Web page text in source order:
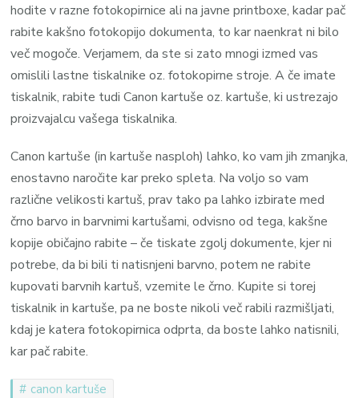
hodite v razne fotokopirnice ali na javne printboxe, kadar pač
rabite kakšno fotokopijo dokumenta, to kar naenkrat ni bilo
več mogoče. Verjamem, da ste si zato mnogi izmed vas
omislili lastne tiskalnike oz. fotokopirne stroje. A če imate
tiskalnik, rabite tudi Canon kartuše oz. kartuše, ki ustrezajo
proizvajalcu vašega tiskalnika.
Canon kartuše (in kartuše nasploh) lahko, ko vam jih zmanjka,
enostavno naročite kar preko spleta. Na voljo so vam
različne velikosti kartuš, prav tako pa lahko izbirate med
črno barvo in barvnimi kartušami, odvisno od tega, kakšne
kopije običajno rabite – če tiskate zgolj dokumente, kjer ni
potrebe, da bi bili ti natisnjeni barvno, potem ne rabite
kupovati barvnih kartuš, vzemite le črno. Kupite si torej
tiskalnik in kartuše, pa ne boste nikoli več rabili razmišljati,
kdaj je katera fotokopirnica odprta, da boste lahko natisnili,
kar pač rabite.
canon kartuše